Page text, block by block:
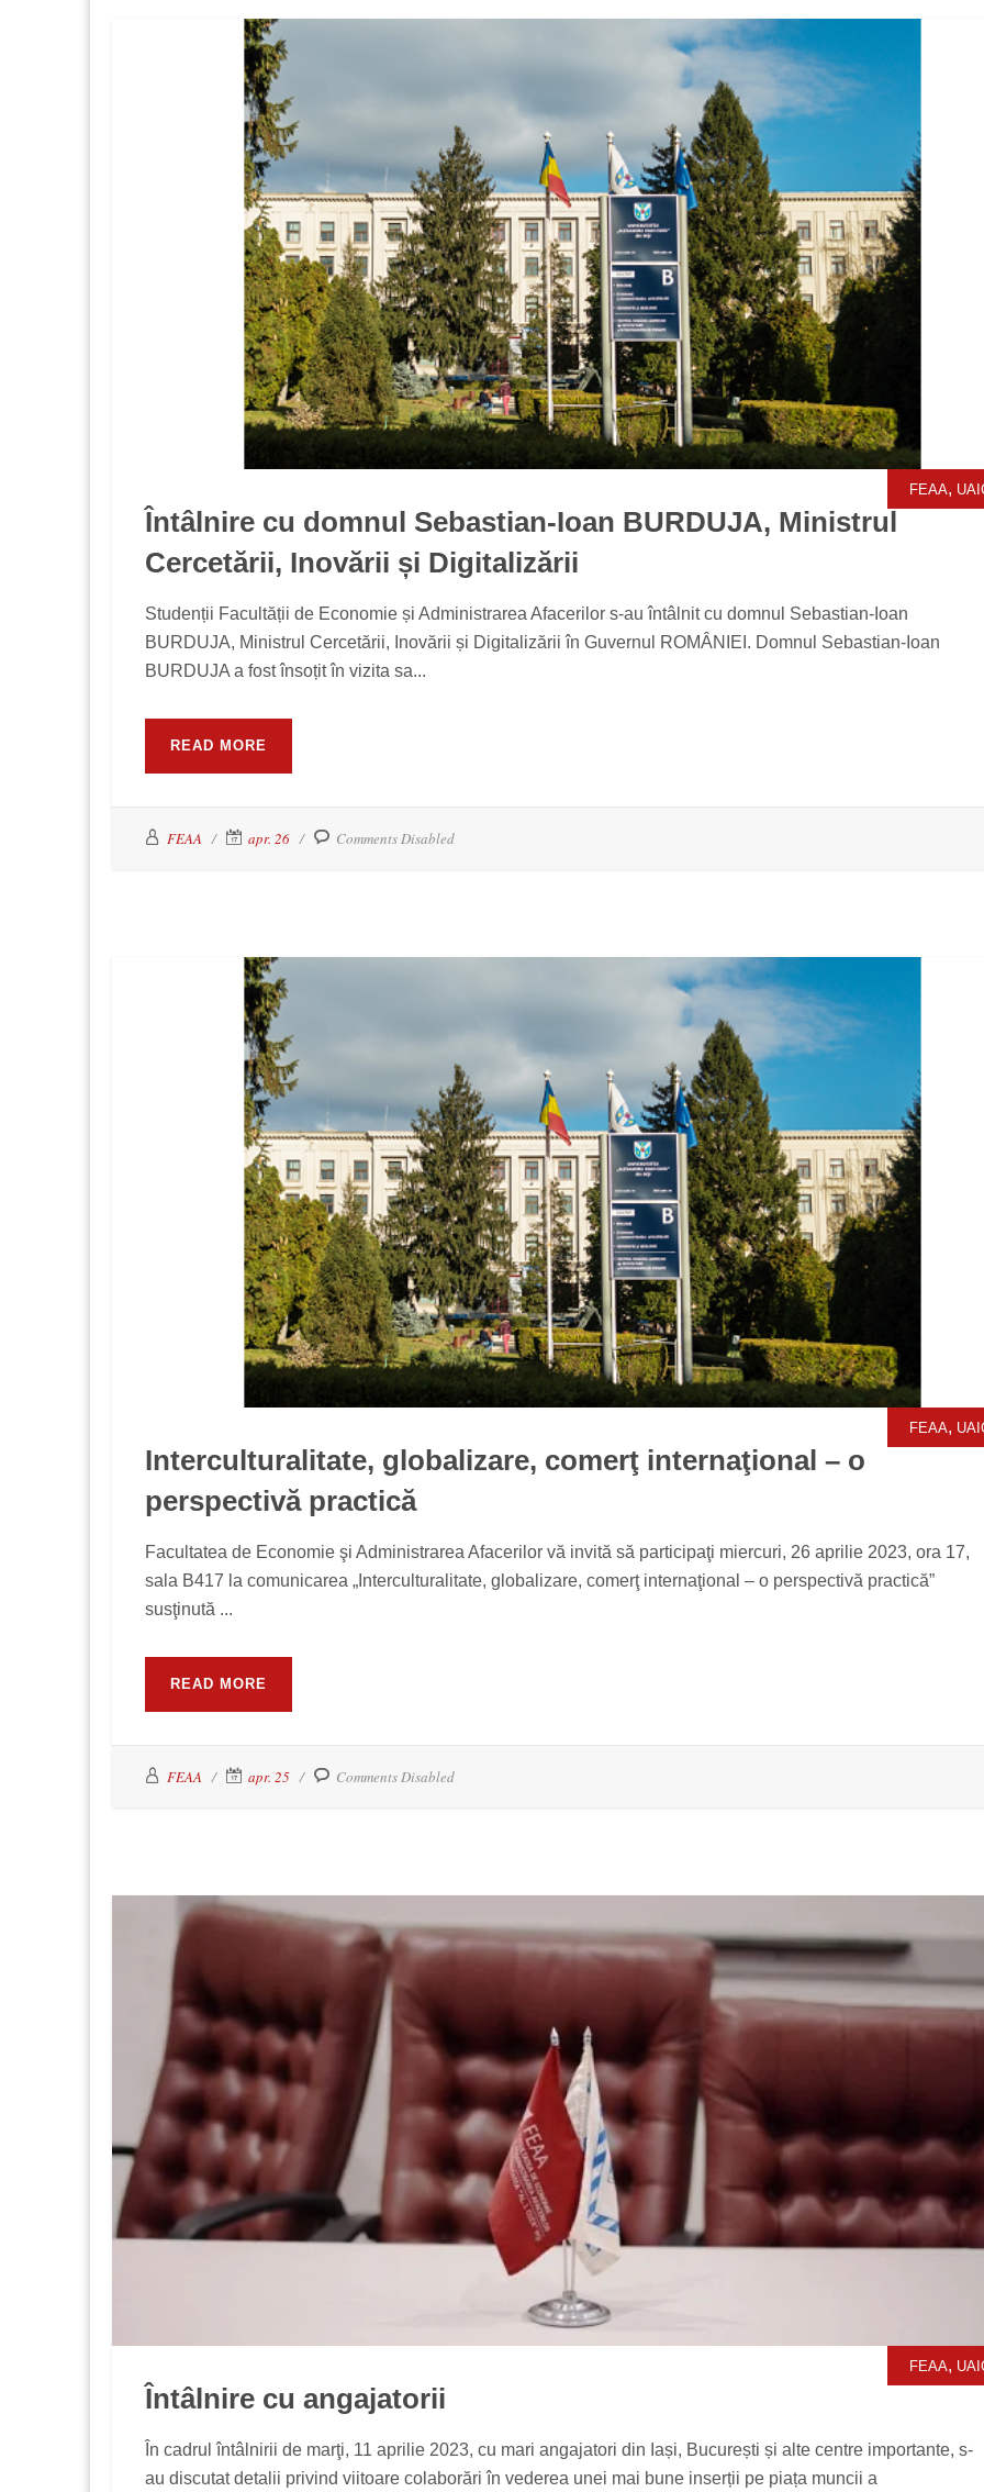
FEAA,
Întâlnire cu domnul Sebastian-Ioan BURDUJA, Ministrul
Cercetării, Inovării și Digitalizării
Studenții Facultății de Economie și Administrarea Afacerilor s-au întâlnit cu domnul Sebastian-Ioan
BURDUJA, Ministrul Cercetării, Inovării și Digitalizării în Guvernul ROMÂNIEI. Domnul Sebastian-Ioan
BURDUJA a fost însoțit în vizita sa...
READ MORE
FEAA apr. 26 Comments Disabled
FEAA,
Interculturalitate, globalizare, comerţ internaţional – o
perspectivă practică
Facultatea de Economie şi Administrarea Afacerilor vă invită să participaţi miercuri, 26 aprilie 2023, ora 17,
sala B417 la comunicarea „Interculturalitate, globalizare, comerţ internaţional – o perspectivă practică”
susţinută ...
READ MORE
FEAA apr. 25 Comments Disabled
FEAA,
Întâlnire cu angajatorii
În cadrul întâlnirii de marţi, 11 aprilie 2023, cu mari angajatori din Iași, București și alte centre importante, s-
au discutat detalii privind viitoare colaborări în vederea unei mai bune inserții pe piața muncii a